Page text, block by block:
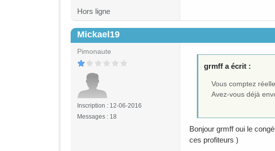
Hors ligne
Mickael19
Pimonaute
Inscription : 12-06-2016
Messages : 18
grmff a écrit :
Vous comptez
Avez-vous déjà
Bonjour grmff oui le
ces profiteurs )